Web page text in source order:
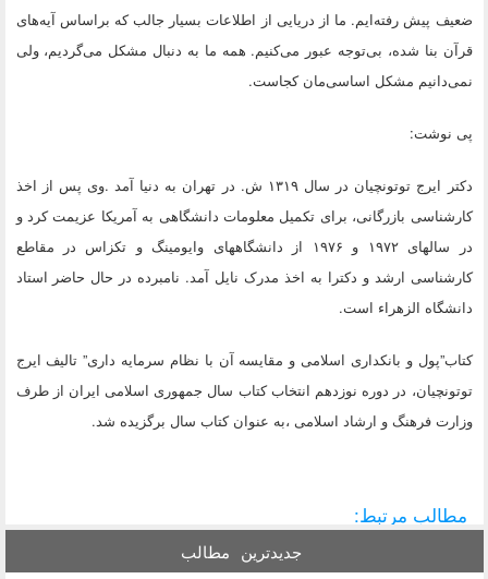
ضعیف پیش رفته‌ایم. ما از دریایی از اطلاعات بسیار جالب که براساس آیه‌های
قرآن بنا شده، بی‌توجه عبور می‌کنیم. همه ما به دنبال مشکل می‌گردیم، ولی
نمی‌دانیم مشکل اساسی‌مان کجاست.
پی نوشت:
دکتر ایرج توتونچیان در سال ۱۳۱۹ ش. در تهران به دنیا آمد .وی پس از اخذ
کارشناسی بازرگانی، برای تکمیل معلومات دانشگاهی به آمریکا عزیمت کرد و
در سالهای ۱۹۷۲ و ۱۹۷۶ از دانشگاههای وایومینگ و تکزاس در مقاطع
کارشناسی ارشد و دکترا به اخذ مدرک نایل آمد. نامبرده در حال حاضر استاد
دانشگاه الزهراء است.
کتاب”پول و بانکداری اسلامی و مقایسه آن با نظام سرمایه داری” تالیف ایرج
توتونچیان، در دوره نوزدهم انتخاب کتاب سال جمهوری اسلامی ایران از طرف
وزارت فرهنگ و ارشاد اسلامی ،به عنوان کتاب سال برگزیده شد.
مطالب مرتبط:
جدیدترین مطالب